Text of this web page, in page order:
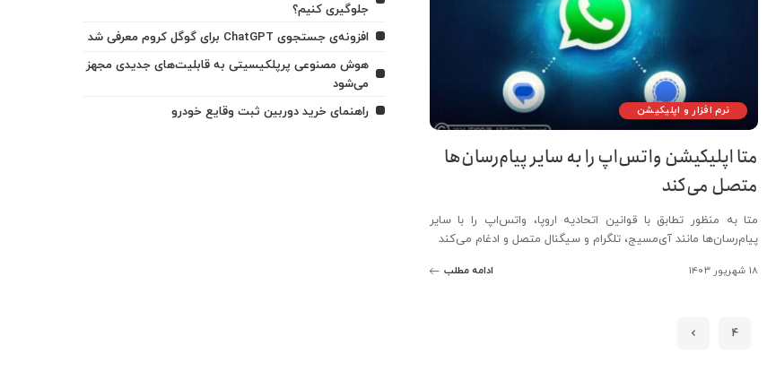
نرم افزار و اپلیکیشن
متا اپلیکیشن واتس‌اپ را به سایر پیام‌رسان‌ها
متصل می‌کند
متا به منظور تطابق با قوانین اتحادیه اروپا، واتس‌اپ را با سایر
پیام‌رسان‌ها مانند آی‌مسیج، تلگرام و سیگنال متصل و ادغام می‌کند
۱۸ شهریور ۱۴۰۳ ادامه مطلب
4
جلوگیری کنیم؟
افزونه‌ی جستجوی ChatGPT برای گوگل کروم معرفی شد
هوش مصنوعی پرپلکیسیتی به قابلیت‌های جدیدی مجهز
می‌شود
راهنمای خرید دوربین ثبت وقایع خودرو